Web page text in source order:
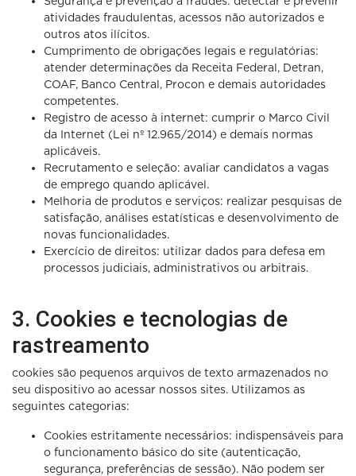
atividades fraudulentas, acessos não autorizados e
outros atos ilícitos.
Cumprimento de obrigações legais e regulatórias:
atender determinações da Receita Federal, Detran,
COAF, Banco Central, Procon e demais autoridades
competentes.
Registro de acesso à internet: cumprir o Marco Civil
da Internet (Lei nº 12.965/2014) e demais normas
aplicáveis.
Recrutamento e seleção: avaliar candidatos a vagas
de emprego quando aplicável.
Melhoria de produtos e serviços: realizar pesquisas de
satisfação, análises estatísticas e desenvolvimento de
novas funcionalidades.
Exercício de direitos: utilizar dados para defesa em
processos judiciais, administrativos ou arbitrais.
3. Cookies e tecnologias de
rastreamento
cookies são pequenos arquivos de texto armazenados no
seu dispositivo ao acessar nossos sites. Utilizamos as
seguintes categorias:
Cookies estritamente necessários: indispensáveis para
o funcionamento básico do site (autenticação,
segurança, preferências de sessão). Não podem ser